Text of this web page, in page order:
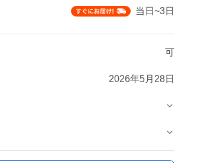
当日~3日
可
2026年5月28日